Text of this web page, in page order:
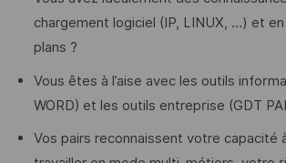
chargement logiciel (IP, LINUX, …) et
plans ?
Vous êtes à l’aise avec les outils
WORD) et les outils entreprise (GDT
Vos pairs reconnaissent votre capacité